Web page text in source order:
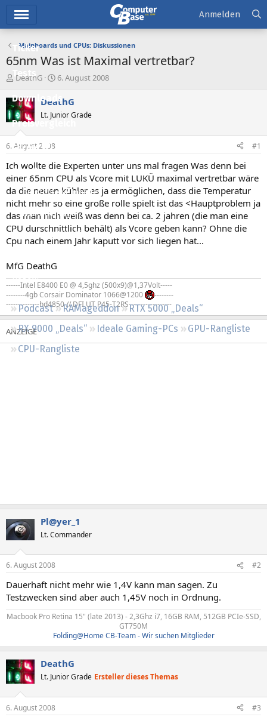
Ticker
Tests
Downloads
Preisvergleich
Forum
Aktuelles
Empfohlene Inhalte
Neue Beiträge
Neueste Aktivitäten
Regeln
Podcast RAMageddon
RTX 5000 „Deals“
RX 9000 „Deals“
Ideale Gaming-PCs
GPU-Rangliste
CPU-Rangliste
Anmelden
Mainboards und CPUs: Diskussionen
65nm Was ist Maximal vertretbar?
E
s
t
e
l
e
r
DeathG
E
s
e
t
a
m
6. August 2008
DeathG
Lt. Junior Grade
6. August 2008 #1
Ich wollte die Experten unter uns mal fragen Was denn bei
einer 65nm CPU als Vcore mit LUKÜ maximal vertretbar wäre
da die neuen kühler es ja ermöglichen, dass die Temperatur
nicht mehr so eine große rolle spielt ist das <Hauptproblem ja
das man nich weiß was denn bei ca. 2 jahren (die man eine
CPU durschnittlich behält) als Vcore geben kann? Ohne die
Cpu nach einem Jahr kaputt vor sich liegen hat...
MfG DeathG
------Intel E8400 E0 @ 4,5ghz (500x9)@1,37Volt-----
--------4gb Corsair Dominator 1066@1200
--------
--------------hd4850 // DFI UT P45-T2RS------------------
Pl@yer_1
Lt. Commander
6. August 2008 #2
Dauerhaft nicht mehr wie 1,4V kann man sagen. Zu
Testzwecken sind aber auch 1,45V noch in Ordnung.
Macbook Pro Retina 15" (late 2013) - 2,3Ghz i7, 16GB RAM, 512GB PCIe-SSD,
GT750M​
Folding@Home CB-Team - Wir suchen Mitglieder
DeathG
Lt. Junior Grade Ersteller dieses Themas
6. August 2008 #3